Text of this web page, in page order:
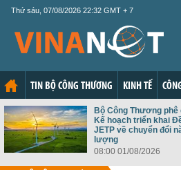
Thứ sáu, 07/08/2026 22:32 GMT + 7
TIN BỘ CÔNG THƯƠNG KINH TẾ
Bộ Công Thương phê
Kế hoạch triển khai
JETP về chuyển đổi
lượng
08:00 01/08/2026